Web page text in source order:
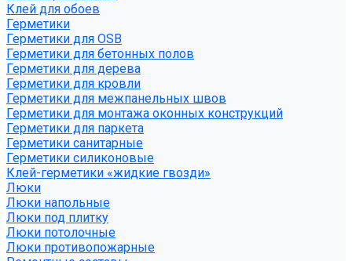
Клей для обоев
Герметики
Герметики для OSB
Герметики для бетонных полов
Герметики для дерева
Герметики для кровли
Герметики для межпанельных швов
Герметики для монтажа оконных конструкций
Герметики для паркета
Герметики санитарные
Герметики силиконовые
Клей-герметики «жидкие гвозди»
Люки
Люки напольные
Люки под плитку
Люки потолочные
Люки противопожарные